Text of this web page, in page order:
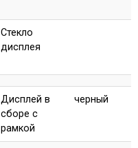
Стекло
дисплея
Дисплей в
сборе с
рамкой
черный